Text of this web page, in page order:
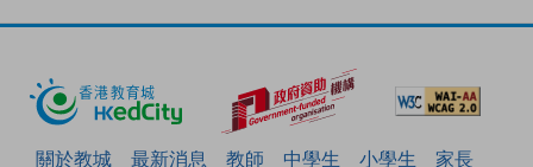
關於教城 最新消息 教師 中學生 小學生
家長